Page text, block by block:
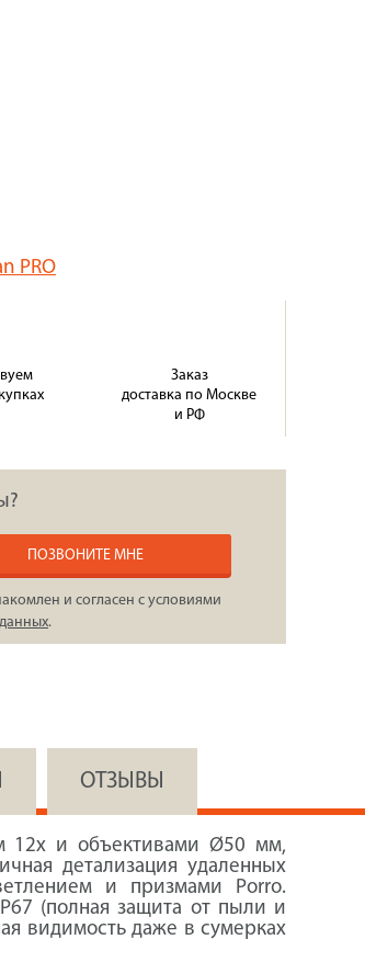
PRO
Заказ
доставка по Москве
и РФ
ПОЗВОНИТЕ МНЕ
и согласен с условиями
.
ОТЗЫВЫ
12x и объективами Ø50 мм,
детализация удаленных
и призмами Porro.
(полная защита от пыли и
видимость даже в сумерках